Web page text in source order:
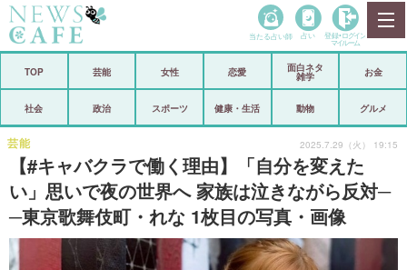
政治
芸能 スポーツ
恋愛 ビックリ
コメントポスト アリ／ナシ
当たる占い師 占い 登録• ログイン
マイルーム
TOP 芸能 女性 恋愛
面白ネタ
雑学
お金
社会 政治 スポーツ 健康・生活 動物 グルメ
【#キャバクラで働く理由】「自分を変えた
い」思いで夜の世界へ 家族は泣きながら反対─
─東京歌舞伎町・れな 1枚目の写真・画像
芸能 2025.7.29（火） 19:15